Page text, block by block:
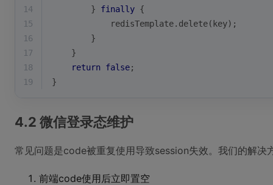
14
        }
finally {
15
            redisTemplate.delete(key);
16
        }
17
    }
18
return false;
19
}
4.2 微信登录态维护
常见问题是code被重复使用导致session失效。我们的解决
前端code使用后立即置空